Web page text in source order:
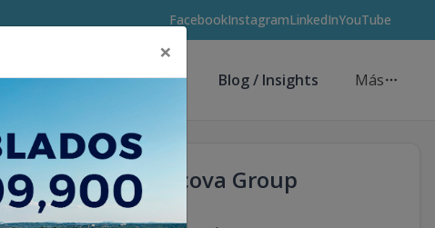
FacebookInstagramLinkedInYouTube
Asesores de Inversión Blog / Insights Más
Becova Group
×